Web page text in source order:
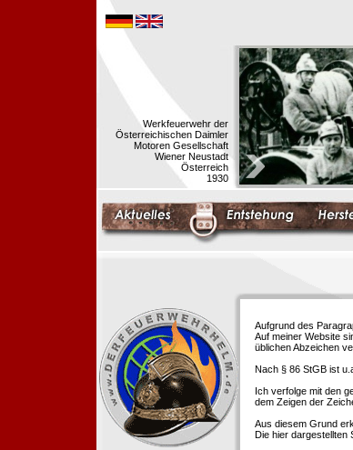
Werkfeuerwehr der
Österreichischen Daimler
Motoren Gesellschaft
Wiener Neustadt
Österreich
1930
Aufgrund des
Auf meiner Website
üblichen Abzeichen
Nach § 86 StGB ist
Ich verfolge mit den
dem Zeigen der
Aus diesem Grund
Die hier dargestellten